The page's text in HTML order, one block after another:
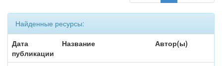
Найденные ресурсы:
Дата
публикации
Название Автор(ы)